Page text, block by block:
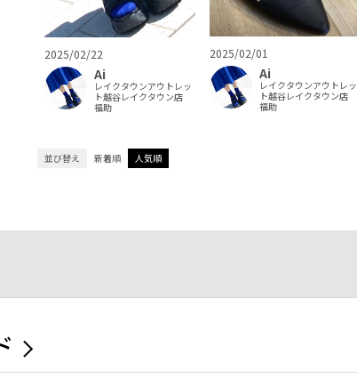
2025/02/22
Ai
レイクタウンアウトレッ
ト越谷レイクタウン店
福助
2025/02/01
Ai
レイクタウンアウトレッ
ト越谷レイクタウン店
福助
並び替え 新着順 人気順